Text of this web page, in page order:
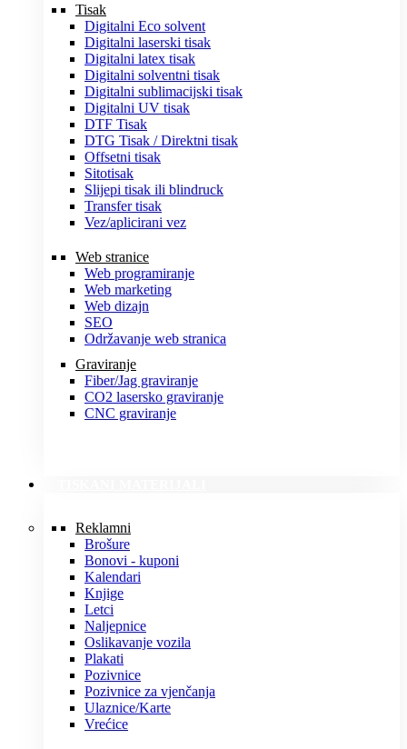
Tisak
Digitalni Eco solvent
Digitalni laserski tisak
Digitalni latex tisak
Digitalni solventni tisak
Digitalni sublimacijski tisak
Digitalni UV tisak
DTF Tisak
DTG Tisak / Direktni tisak
Offsetni tisak
Sitotisak
Slijepi tisak ili blindruck
Transfer tisak
Vez/aplicirani vez
Web stranice
Web programiranje
Web marketing
Web dizajn
SEO
Održavanje web stranica
Graviranje
Fiber/Jag graviranje
CO2 lasersko graviranje
CNC graviranje
Reklamni
Brošure
Bonovi - kuponi
Kalendari
Knjige
Letci
Naljepnice
Oslikavanje vozila
Plakati
Pozivnice
Pozivnice za vjenčanja
Ulaznice/Karte
Vrećice